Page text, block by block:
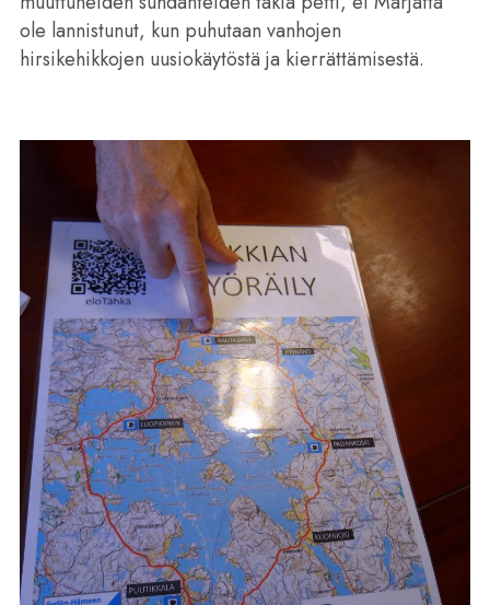
ole lannistunut, kun puhutaan vanhojen
hirsikehikkojen uusiokäytöstä ja kierrättämisestä.